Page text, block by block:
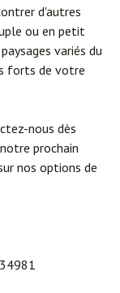
d'autres
ou en petit
variés du
forts de votre
nous dès
prochain
nos options de